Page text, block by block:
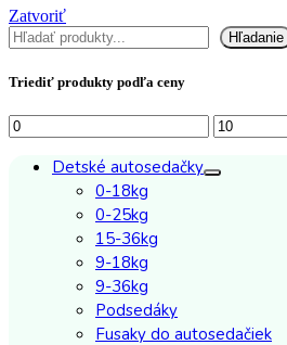
Zatvoriť
Hľadať
Hľadanie
Triediť produkty podľa ceny
Minimálna
cena
Maximálna
cena
Detské autosedačky
0-18kg
0-25kg
15-36kg
9-18kg
9-36kg
Podsedáky
Fusaky do autosedačiek